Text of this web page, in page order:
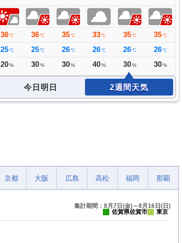
36℃
25℃
20%
36℃
25℃
30%
35℃
26℃
30%
33 ℃
26 ℃
40 %
35 ℃
26 ℃
30 %
35 ℃
26 ℃
30 %
今日明日 2週間天気
京都 大阪 広島 高松 福岡 那覇
集計期間：8月7日(金)～8月16日(日)
佐賀県佐賀市
東京